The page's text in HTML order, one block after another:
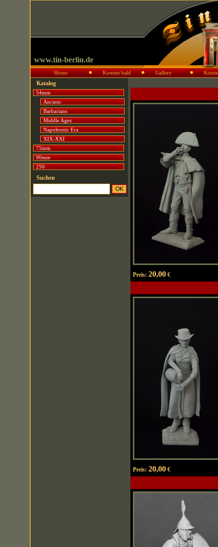
www.tin-berlin.de
Home Kommt bald Gallery
Katalog
54mm
Ancient
Barbarians
Middle Ages
Napoleonic Era
XIX-XXI
75mm
90mm
250
Suchen
Preis: 20,00€
Preis: 20,00€